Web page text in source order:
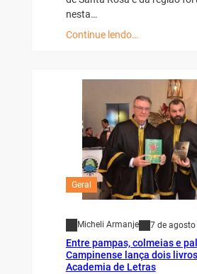
nesta…
Continue lendo…
Geral
Micheli Armanje 7 de
Entre pampas, colmeias e
Campinense lança dois
Academia de Letras